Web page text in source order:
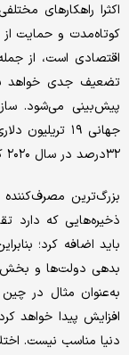
اکثرا راهکارهای
کوتاه‌مدت و حمایت
اقتصادی است، از
تضعیف جدی خواهد
پیش‌بینی می‌شود.
۳۲درصد در سال ۲۰۲۰ کاهش خواهد یافت.
بزرگ‌ترین
ذخیره‌هایی که دارد
باید اضافه کرد؛
بدهی دولت‌ها و بخش
افزایش پیدا خواهد
دنیا مناسب نیست.